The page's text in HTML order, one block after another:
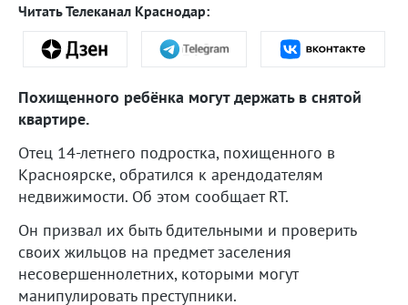
Читать Телеканал Краснодар:
Похищенного ребёнка могут держать в снятой
квартире.
Отец 14-летнего подростка, похищенного в
Красноярске, обратился к арендодателям
недвижимости. Об этом сообщает RT.
Он призвал их быть бдительными и проверить
своих жильцов на предмет заселения
несовершеннолетних, которыми могут
манипулировать преступники.